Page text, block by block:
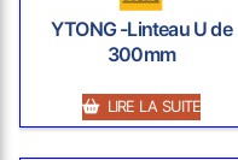
YTONG -Linteau U de
300mm
LIRE LA SUITE